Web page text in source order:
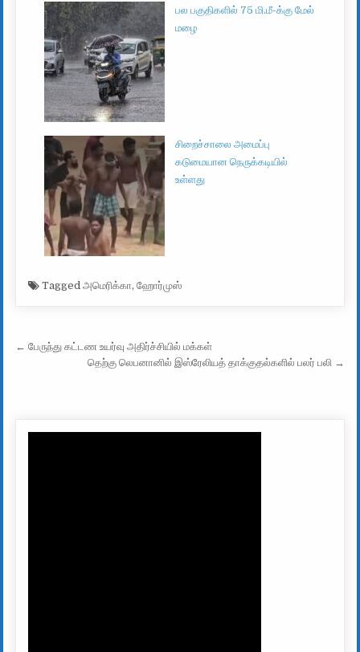
பல பகுதிகளில் 75 மி.மீ-க்கு மேல்
மழை
சிறைச்சாலை அமைப்பு
கடுமையான நெருக்கடியில்
உள்ளது
Taggedஅமெரிக்கா,ஹோர்முஸ்
Post navigation
← பேருந்து கட்டண உயர்வு அதிர்ச்சியில் மக்கள்
தெற்கு லெபனானில் இஸ்ரேலியத் தாக்குதல்களில் பலர் பலி →